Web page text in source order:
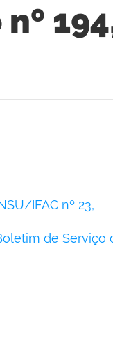
IFAC nº 23,
de Serviço